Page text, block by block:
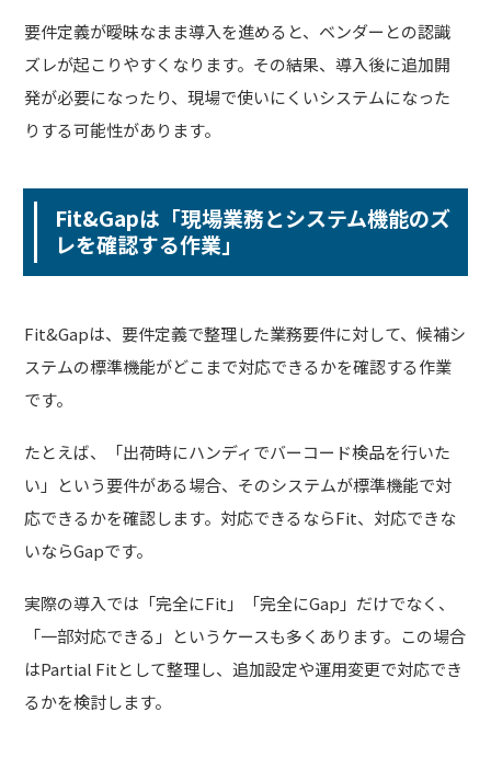
要件定義が曖昧なまま導入を進めると、ベンダーとの認識
ズレが起こりやすくなります。その結果、導入後に追加開
発が必要になったり、現場で使いにくいシステムになった
りする可能性があります。
Fit&Gapは「現場業務とシステム機能のズ
レを確認する作業」
Fit&Gapは、要件定義で整理した業務要件に対して、候補シ
ステムの標準機能がどこまで対応できるかを確認する作業
です。
たとえば、「出荷時にハンディでバーコード検品を行いた
い」という要件がある場合、そのシステムが標準機能で対
応できるかを確認します。対応できるならFit、対応できな
いならGapです。
実際の導入では「完全にFit」「完全にGap」だけでなく、
「一部対応できる」というケースも多くあります。この場合
はPartial Fitとして整理し、追加設定や運用変更で対応でき
るかを検討します。